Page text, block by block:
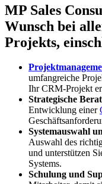
MP Sales
Wunsch bei
Projekts,
umfangreiche
Ihr CRM-Projekt
Strategische
Entwicklung einer
Systemauswahl
Auswahl des
und unterstützen
Systems.
Schulung und